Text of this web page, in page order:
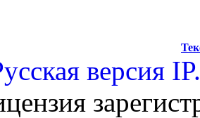
версия